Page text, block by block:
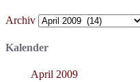
Archiv
Kalender
April 2009